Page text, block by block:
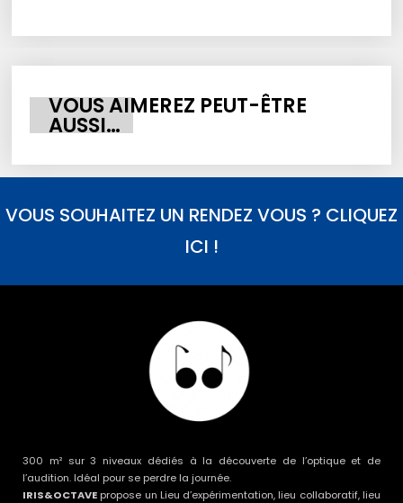
VOUS AIMEREZ PEUT-ÊTRE
AUSSI…
VOUS SOUHAITEZ UN RENDEZ VOUS ? CLIQUEZ
ICI !
300 m² sur 3 niveaux dédiés à la découverte de l’optique et de
l’audition. Idéal pour se perdre la journée.
IRIS&OCTAVE propose un Lieu d’expérimentation, lieu collaboratif, lieu